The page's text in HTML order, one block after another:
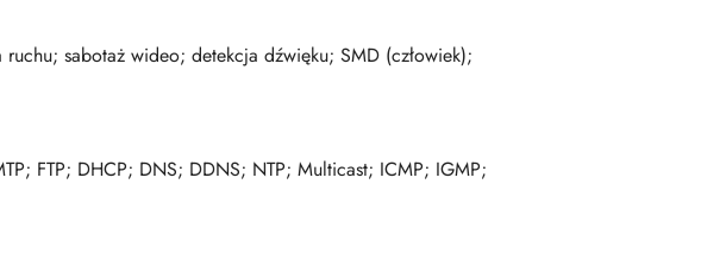
sabotaż wideo; detekcja dźwięku; SMD (człowiek);
FTP; DHCP; DNS; DDNS; NTP; Multicast; ICMP; IGMP;